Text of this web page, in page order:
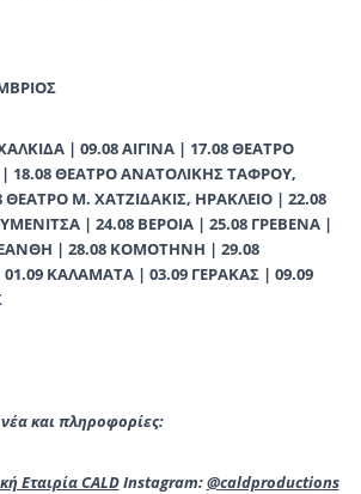
| 09.08 ΑΙΓΙΝΑ | 17.08 ΘΕΑΤΡΟ
18.08 ΘΕΑΤΡΟ ΑΝΑΤΟΛΙΚΗΣ ΤΑΦΡΟΥ,
ΘΕΑΤΡΟ Μ. ΧΑΤΖΙΔΑΚΙΣ, ΗΡΑΚΛΕΙΟ | 22.08
| 24.08 ΒΕΡΟΙΑ | 25.08 ΓΡΕΒΕΝΑ |
| 28.08 ΚΟΜΟΤΗΝΗ | 29.08
ΚΑΛΑΜΑΤΑ | 03.09 ΓΕΡΑΚΑΣ | 09.09
και πληροφορίες:
Εταιρία CALDInstagram:@caldproductions